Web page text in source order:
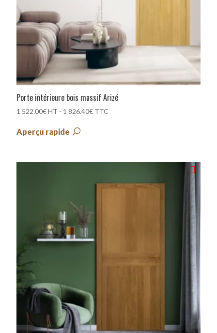
Porte intérieure bois massif Arizé
1 522.00€ HT - 1 826.40€TTC
Aperçu rapide